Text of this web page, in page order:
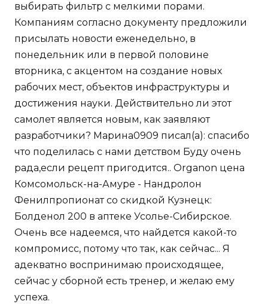
выбирать фильтр с мелкими порами.
Компаниям согласно документу предложили
присылать новости еженедельно, в
понедельник или в первой половине
вторника, с акцентом на создание новых
рабочих мест, объектов инфраструктуры и
достижения науки. Действительно ли этот
самолет является новым, как заявляют
разработчики? Марина0909 писал(а): спасибо
что поделилась с нами детством Буду очень
рада,если рецепт пригодится.. Organon цена
Комсомольск-на-Амуре - Нандролон
Фенилпропионат со скидкой Кузнецк:
Болденол 200 в аптеке Усолье-Сибирское.
Очень все надеемся, что найдется какой-то
компромисс, потому что так, как сейчас... Я
адекватно воспринимаю происходящее,
сейчас у сборной есть тренер, и желаю ему
успеха.